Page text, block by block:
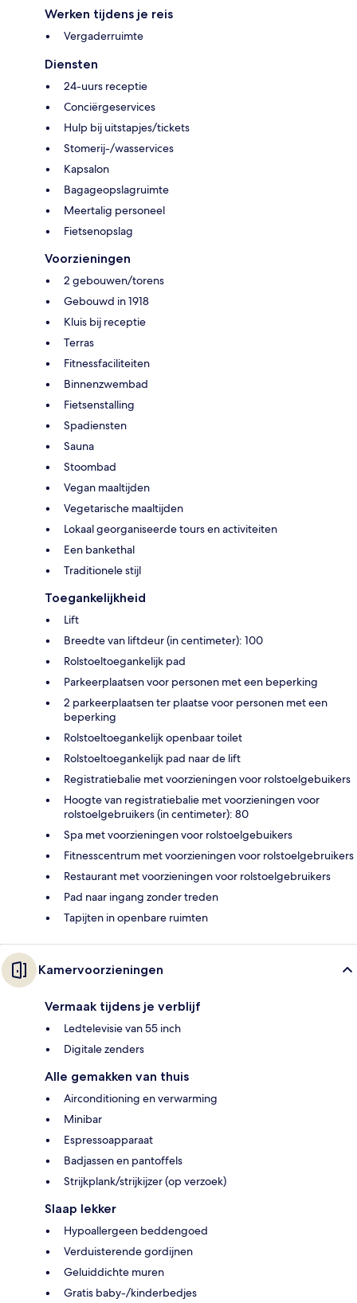
Werken tijdens je reis
Vergaderruimte
Diensten
24-uurs receptie
Conciërgeservices
Hulp bij uitstapjes/tickets
Stomerij-/wasservices
Kapsalon
Bagageopslagruimte
Meertalig personeel
Fietsenopslag
Voorzieningen
2 gebouwen/torens
Gebouwd in 1918
Kluis bij receptie
Terras
Fitnessfaciliteiten
Binnenzwembad
Fietsenstalling
Spadiensten
Sauna
Stoombad
Vegan maaltijden
Vegetarische maaltijden
Lokaal georganiseerde tours en activiteiten
Een bankethal
Traditionele stijl
Toegankelijkheid
Lift
Breedte van liftdeur (in centimeter): 100
Rolstoeltoegankelijk pad
Parkeerplaatsen voor personen met een beperking
2 parkeerplaatsen ter plaatse voor personen met een
beperking
Rolstoeltoegankelijk openbaar toilet
Rolstoeltoegankelijk pad naar de lift
Registratiebalie met voorzieningen voor rolstoelgebuikers
Hoogte van registratiebalie met voorzieningen voor
rolstoelgebruikers (in centimeter): 80
Spa met voorzieningen voor rolstoelgebuikers
Fitnesscentrum met voorzieningen voor rolstoelgebruikers
Restaurant met voorzieningen voor rolstoelgebruikers
Pad naar ingang zonder treden
Tapijten in openbare ruimten
Kamervoorzieningen
Vermaak tijdens je verblijf
Ledtelevisie van 55 inch
Digitale zenders
Alle gemakken van thuis
Airconditioning en verwarming
Minibar
Espressoapparaat
Badjassen en pantoffels
Strijkplank/strijkijzer (op verzoek)
Slaap lekker
Hypoallergeen beddengoed
Verduisterende gordijnen
Geluiddichte muren
Gratis baby-/kinderbedjes